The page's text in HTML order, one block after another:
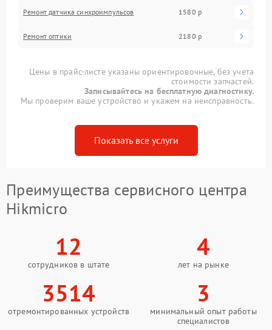
Ремонт датчика синхроимпульсов 1580 р
Ремонт оптики 2180 р
Цены в прайс-листе указаны ориентировочные, без учета
стоимости запчастей.
Записывайтесь на бесплатную диагностику.
Мы проверим ваше устройство и укажем на неисправность.
Показать все услуги
Преимущества сервисного центра
Hikmicro
12
сотрудников в штате
4
лет на рынке
3514
отремонтированных устройств
3
минимальный опыт работы
специалистов